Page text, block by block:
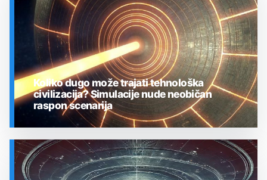
SVEMIR
Koliko dugo može trajati tehnološka
civilizacija? Simulacije nude neobičan
raspon scenarija